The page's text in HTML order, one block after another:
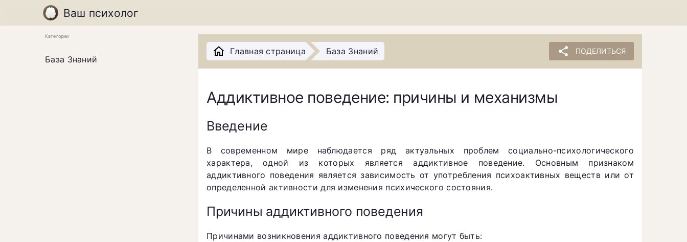
Ваш психолог
Категории
База Знаний
Главная страница База Знаний share ПОДЕЛИТЬСЯ
Аддиктивное поведение: причины и механизмы
Введение
В современном мире наблюдается ряд актуальных проблем социально-психологического
характера, одной из которых является аддиктивное поведение. Основным признаком
аддиктивного поведения является зависимость от употребления психоактивных веществ или от
определенной активности для изменения психического состояния.
Причины аддиктивного поведения
Причинами возникновения аддиктивного поведения могут быть: